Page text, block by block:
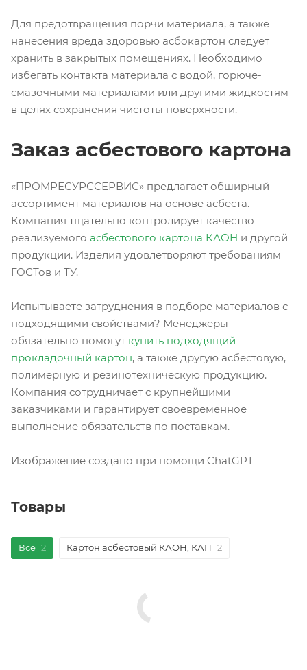
Для предотвращения порчи материала, а также
нанесения вреда здоровью асбокартон следует
хранить в закрытых помещениях. Необходимо
избегать контакта материала с водой, горюче-
смазочными материалами или другими жидкостям
в целях сохранения чистоты поверхности.
Заказ асбестового картона
«ПРОМРЕСУРССЕРВИС» предлагает обширный
ассортимент материалов на основе асбеста.
Компания тщательно контролирует качество
реализуемого асбестового картона КАОН и другой
продукции. Изделия удовлетворяют требованиям
ГОСТов и ТУ.
Испытываете затруднения в подборе материалов с
подходящими свойствами? Менеджеры
обязательно помогут купить подходящий
прокладочный картон, а также другую асбестовую,
полимерную и резинотехническую продукцию.
Компания сотрудничает с крупнейшими
заказчиками и гарантирует своевременное
выполнение обязательств по поставкам.
Изображение создано при помощи ChatGPT
Товары
Все 2 Картон асбестовый КАОН, КАП 2